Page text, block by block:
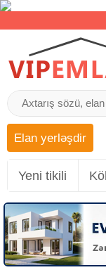
Elan yerləşdir
Yeni tikili